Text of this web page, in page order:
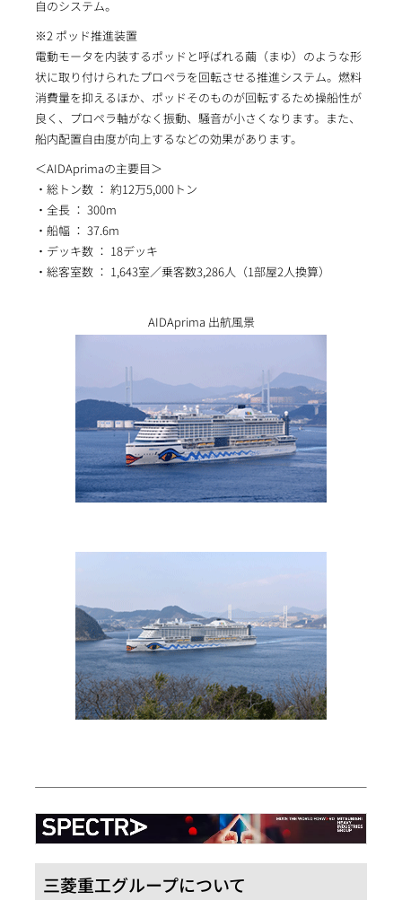
自のシステム。
※2 ポッド推進装置
電動モータを内装するポッドと呼ばれる繭（まゆ）のような形
状に取り付けられたプロペラを回転させる推進システム。燃料
消費量を抑えるほか、ポッドそのものが回転するため操船性が
良く、プロペラ軸がなく振動、騒音が小さくなります。また、
船内配置自由度が向上するなどの効果があります。
＜AIDAprimaの主要目＞
・総トン数 ： 約12万5,000トン
・全長 ： 300m
・船幅 ： 37.6m
・デッキ数 ： 18デッキ
・総客室数 ： 1,643室／乗客数3,286人（1部屋2人換算）
AIDAprima 出航風景
三菱重工グループについて